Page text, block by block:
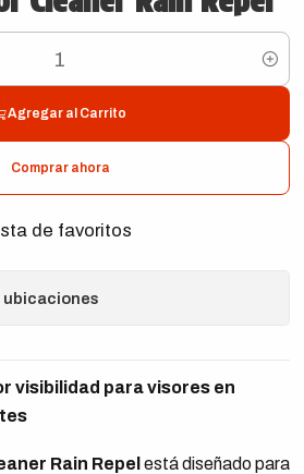
Agregar al Carrito
Comprar ahora
de favoritos
ubicaciones
visibilidad para visores en
Rain Repel está diseñado para